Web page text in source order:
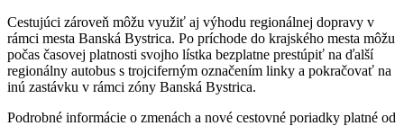
Cestujúci zároveň môžu využiť aj výhodu regionálnej dopravy v
rámci mesta Banská Bystrica. Po príchode do krajského mesta môžu
počas časovej platnosti svojho lístka bezplatne prestúpiť na ďalší
regionálny autobus s trojciferným označením linky a pokračovať na
inú zastávku v rámci zóny Banská Bystrica.
Podrobné informácie o zmenách a nové cestovné poriadky platné od